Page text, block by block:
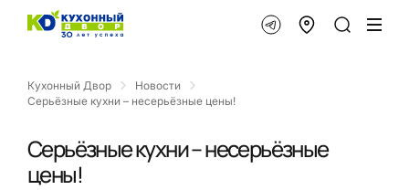
Кухонный Двор
Новости
Серьёзные кухни – несерьёзные цены!
Серьёзные кухни – несерьёзные
цены!